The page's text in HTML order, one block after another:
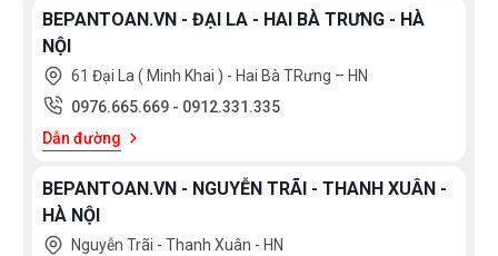
BEPANTOAN.VN - ĐẠI LA - HAI BÀ TRƯNG - HÀ
NỘI
61 Đại La ( Minh Khai ) - Hai Bà TRưng – HN
0976.665.669 - 0912.331.335
Dẫn đường
BEPANTOAN.VN - NGUYỄN TRÃI - THANH XUÂN -
HÀ NỘI
Nguyễn Trãi - Thanh Xuân - HN